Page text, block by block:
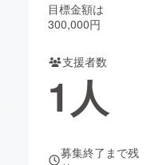
CAMPFIRE Creation
コミュニティ
目標金額は
300,000円
支援者数
1人
募集終了まで残